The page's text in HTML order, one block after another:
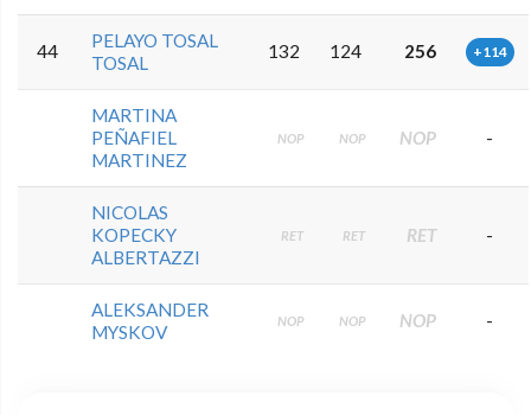
44
PELAYO TOSAL
TOSAL
132 124 256 +114
MARTINA
PEÑAFIEL
MARTINEZ
NOP NOP NOP -
NICOLAS
KOPECKY
ALBERTAZZI
RET RET RET -
ALEKSANDER
MYSKOV
NOP NOP NOP -